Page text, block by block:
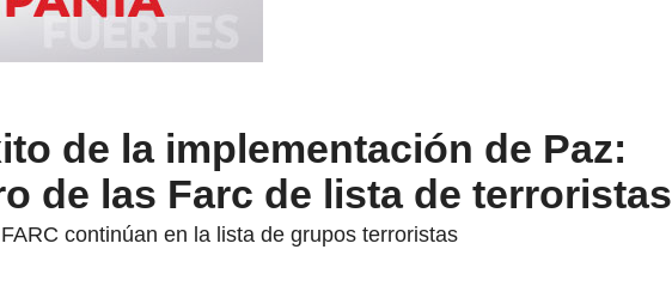
de la implementación de Paz:
de las Farc de lista de terroristas
continúan en la lista de grupos terroristas